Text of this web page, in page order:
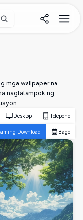
mga wallpaper na
nagtatampok ng
Desktop Telepono
Download Bago